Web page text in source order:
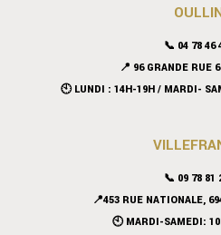
📞 04 78 46
📍 96 GRANDE RUE
🕙 LUNDI : 14H-19H / MARDI-
📞 09 78 81
📍453 RUE NATIONALE,
🕙 MARDI-SAMEDI: